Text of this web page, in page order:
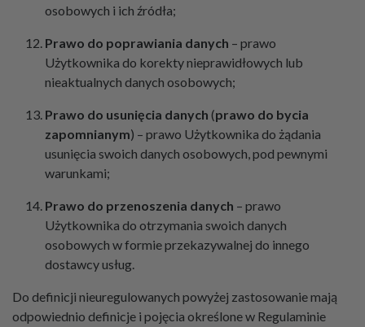
osobowych i ich źródła;
Prawo do poprawiania danych – prawo
Użytkownika do korekty nieprawidłowych lub
nieaktualnych danych osobowych;
Prawo do usunięcia danych (prawo do bycia
zapomnianym) – prawo Użytkownika do żądania
usunięcia swoich danych osobowych, pod pewnymi
warunkami;
Prawo do przenoszenia danych – prawo
Użytkownika do otrzymania swoich danych
osobowych w formie przekazywalnej do innego
dostawcy usług.
Do definicji nieuregulowanych powyżej zastosowanie mają
odpowiednio definicje i pojęcia określone w Regulaminie